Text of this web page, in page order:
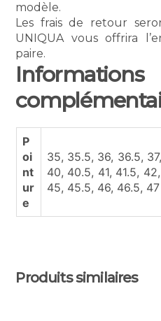
modèle.
Les frais de retour
UNIQUA vous offrira
paire.
Informations
P
oi
nt
ur
e
35, 35.5, 36, 36.5,
40, 40.5, 41, 41.5,
45, 45.5, 46, 46.5, 47
Produits similaires